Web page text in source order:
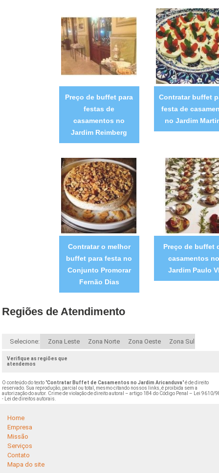
Preço de buffet para
festas de
casamentos no
Jardim Reimberg
Contratar buffet
festa de
no Jardim
Contratar o melhor
buffet para festa no
Conjunto Promorar
Fernão Dias
Preço de buffet
casamentos no
Jardim Paulo
Regiões de Atendimento
Selecione: Zona Leste Zona Norte Zona Oeste Zona Sul
Verifique as regiões que
atendemos
O conteúdo do texto "Contratar Buffet de Casamentos no Jardim Aricanduva" é de direito
reservado. Sua reprodução, parcial ou total, mesmo citando nossos links, é proibida sem a
autorização do autor. Crime de violação de direito autoral – artigo 184 do Código Penal –
Lei 9610/
- Lei de direitos autorais
Home
Empresa
Missão
Serviços
Contato
Mapa do site